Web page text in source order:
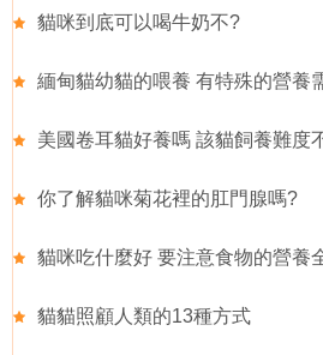
貓咪到底可以喝牛奶不?
緬甸貓幼貓的喂養 有特殊的營養
美國卷耳貓好養嗎 該貓飼養難度
你了解貓咪菊花裡的肛門腺嗎?
貓咪吃什麼好 要注意食物的營養
貓貓照顧人類的13種方式